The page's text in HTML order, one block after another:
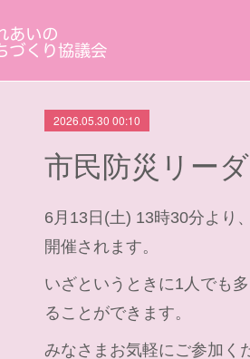
2026.05.30 00:10
市民防災リー
6月13日(土) 13時30分より
開催されます。
いざというときに1人でも
ることができます。
みなさまお気軽にご参加く